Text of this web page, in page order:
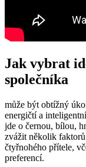
Jak vybrat
společníka
může být obtížný
energičtí a
jde o černou, bílou,
zvážit několik
čtyřnohého přítele,
preferencí.